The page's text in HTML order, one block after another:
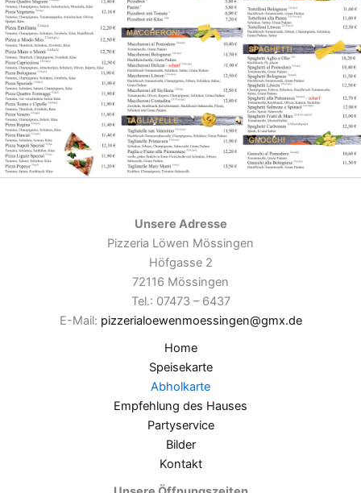
Unsere Adresse
Pizzeria Löwen Mössingen
Höfgasse 2
72116 Mössingen
Tel.: 07473 – 6437
E-Mail: pizzerialoewenmoessingen@gmx.de
Home
Speisekarte
Abholkarte
Empfehlung des Hauses
Partyservice
Bilder
Kontakt